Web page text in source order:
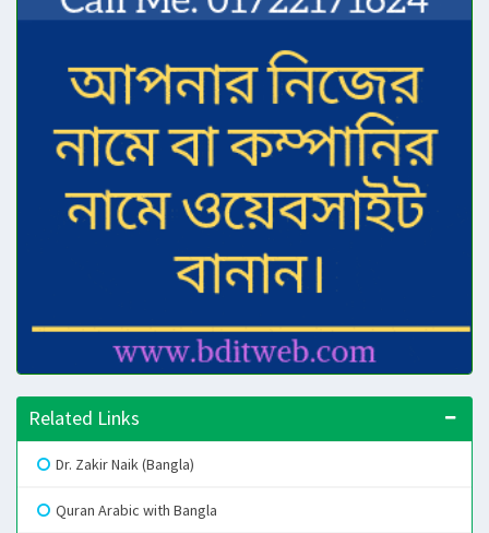
Related Links
Dr. Zakir Naik (Bangla)
Quran Arabic with Bangla